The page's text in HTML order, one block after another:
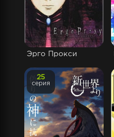
Эрго Прокси
25
серия